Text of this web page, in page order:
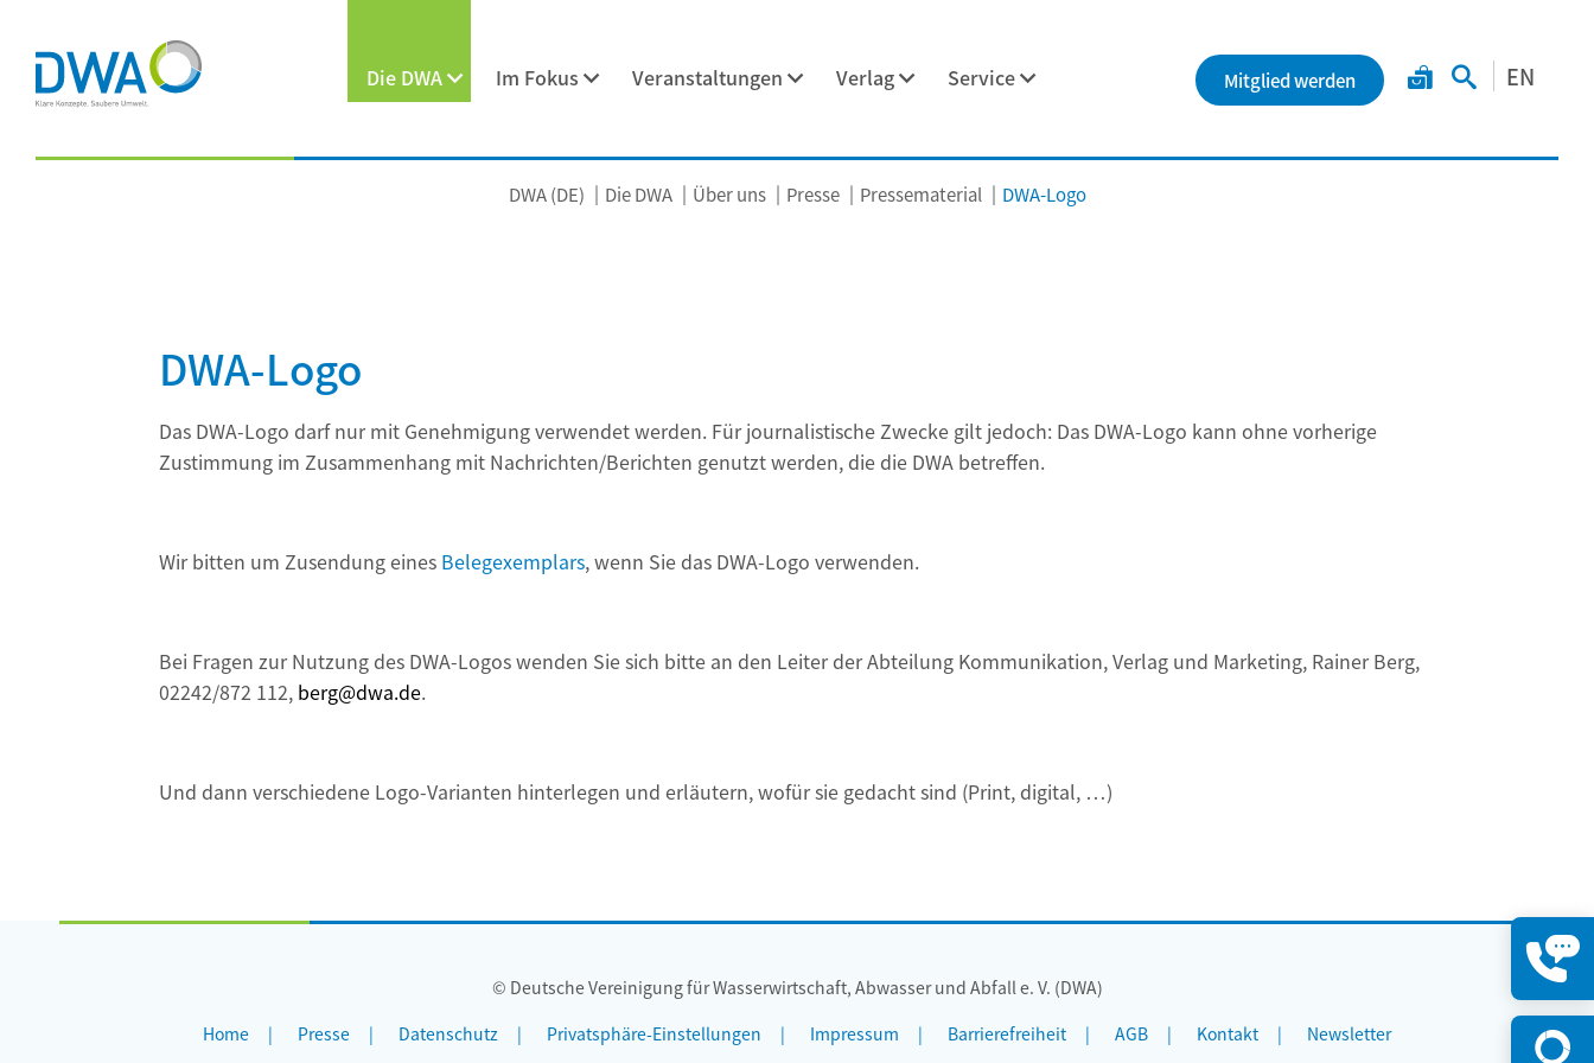
Die DWA Im Fokus Veranstaltungen Verlag Service Mitglied werden EN
DWA (DE) Die DWA Über uns Presse Pressematerial DWA-Logo
DWA-Logo
Das DWA-Logo darf nur mit Genehmigung verwendet werden. Für journalistische Zwecke gilt jedoch: Das DWA-Logo kann ohne vorherige
Zustimmung im Zusammenhang mit Nachrichten/Berichten genutzt werden, die die DWA betreffen.
Wir bitten um Zusendung eines Belegexemplars, wenn Sie das DWA-Logo verwenden.
Bei Fragen zur Nutzung des DWA-Logos wenden Sie sich bitte an den Leiter der Abteilung Kommunikation, Verlag und Marketing, Rainer Berg,
02242/872 112, berg@dwa.de.
Und dann verschiedene Logo-Varianten hinterlegen und erläutern, wofür sie gedacht sind (Print, digital, …)
öffnen
© Deutsche Vereinigung für Wasserwirtschaft, Abwasser und Abfall e. V. (DWA)
Home
Presse Datenschutz Privatsphäre-Einstellungen Impressum Barrierefreiheit AGB Kontakt Newsletter